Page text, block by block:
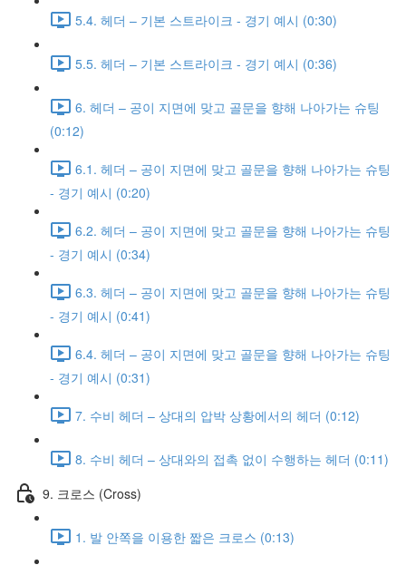
5.4. 헤더 – 기본 스트라이크 - 경기 예시 (0:30)
5.5. 헤더 – 기본 스트라이크 - 경기 예시 (0:36)
6. 헤더 – 공이 지면에 맞고 골문을 향해 나아가는 슈팅
(0:12)
6.1. 헤더 – 공이 지면에 맞고 골문을 향해 나아가는 슈팅
- 경기 예시 (0:20)
6.2. 헤더 – 공이 지면에 맞고 골문을 향해 나아가는 슈팅
- 경기 예시 (0:34)
6.3. 헤더 – 공이 지면에 맞고 골문을 향해 나아가는 슈팅
- 경기 예시 (0:41)
6.4. 헤더 – 공이 지면에 맞고 골문을 향해 나아가는 슈팅
- 경기 예시 (0:31)
7. 수비 헤더 – 상대의 압박 상황에서의 헤더 (0:12)
8. 수비 헤더 – 상대와의 접촉 없이 수행하는 헤더 (0:11)
9. 크로스 (Cross)
1. 발 안쪽을 이용한 짧은 크로스 (0:13)